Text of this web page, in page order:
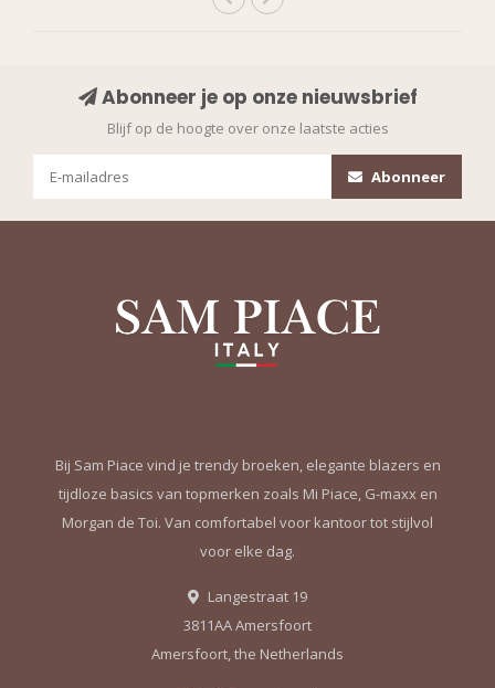
Abonneer je op onze nieuwsbrief
Blijf op de hoogte over onze laatste acties
Abonneer
Bij Sam Piace vind je trendy broeken, elegante blazers en
tijdloze basics van topmerken zoals Mi Piace, G-maxx en
Morgan de Toi. Van comfortabel voor kantoor tot stijlvol
voor elke dag.
Langestraat 19
3811AA Amersfoort
Amersfoort, the Netherlands